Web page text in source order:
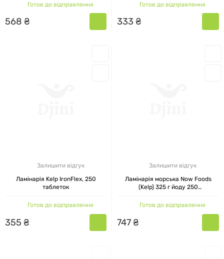
Готов до відправлення
568 ₴
Готов до відправлення
333 ₴
Залишити відгук
Ламінарія Kelp IronFlex, 250
таблеток
Готов до відправлення
355 ₴
Залишити відгук
Ламінарія морська Now Foods
(Kelp) 325 г йоду 250
Готов до відправлення
747₴